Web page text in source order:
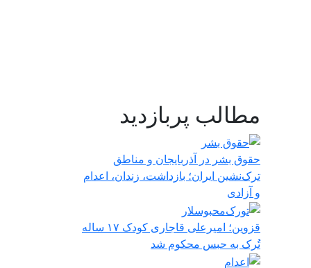
مطالب پربازدید
حقوق بشر در آذربایجان و مناطق
ترک‌نشین ایران؛ بازداشت، زندان، اعدام
و آزادی
قزوین؛ امیرعلی قاجاری کودک ۱۷ ساله
تُرک به حبس محکوم شد